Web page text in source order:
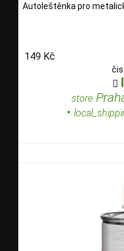
Autoleštěnka pro
149 Kč

store
•